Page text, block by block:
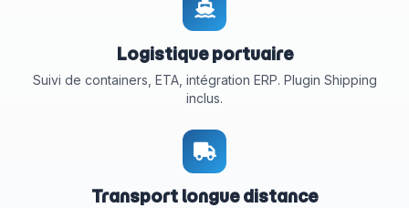
Logistique portuaire
Suivi de containers, ETA, intégration ERP. Plugin Shipping
inclus.
Transport longue distance